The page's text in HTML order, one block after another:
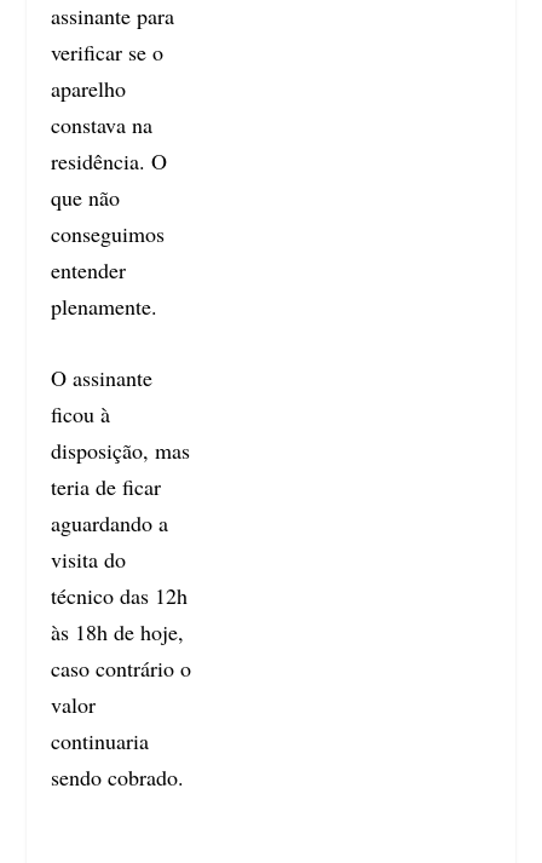
assinante para
verificar se o
aparelho
constava na
residência. O
que não
conseguimos
entender
plenamente.
O assinante
ficou à
disposição, mas
teria de ficar
aguardando a
visita do
técnico das 12h
às 18h de hoje,
caso contrário o
valor
continuaria
sendo cobrado.